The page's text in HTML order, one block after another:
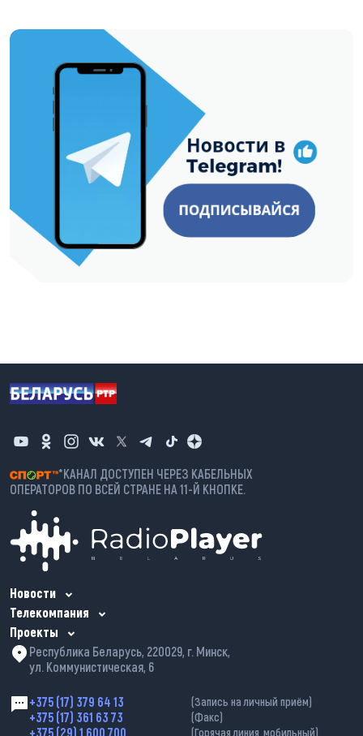
https://t.me/minskctvby
*КАНАЛ ДОСТУПЕН ЧЕРЕЗ КАБЕЛЬНЫХ
ОПЕРАТОРОВ ПО ВСЕЙ СТРАНЕ НА 11-Й КНОПКЕ.
Новости
Телекомпания
Проекты
Республика Беларусь, 220029, г. Минск,
ул. Коммунистическая, 6
+375 (17) 379 64 13 (Запись на личный приём)
+375 (17) 361 63 73 (Факс)
+375 (29) 1 600 700 (Горячая линия, мобильный)